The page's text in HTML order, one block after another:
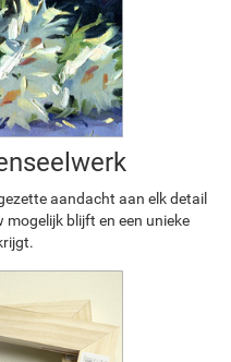
aandacht aan elk detail
blijft en een unieke